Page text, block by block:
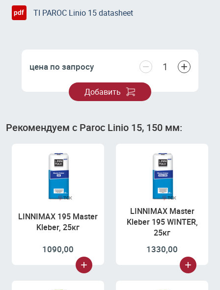
TI PAROC Linio 15 datasheet
цена по запросу − +
Добавить
Рекомендуем с Paroc Linio 15, 150 мм:
LINNIMAX 195 Master
Kleber, 25кг
1090,00
LINNIMAX Master
Kleber 195 WINTER,
25кг
1330,00